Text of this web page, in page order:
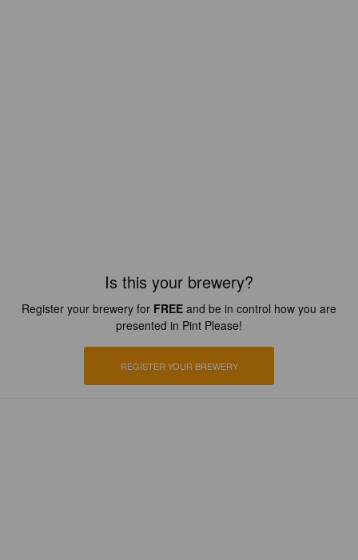
Is this your brewery?
Register your brewery for FREE and be in control how you are
presented in Pint Please!
REGISTER YOUR BREWERY